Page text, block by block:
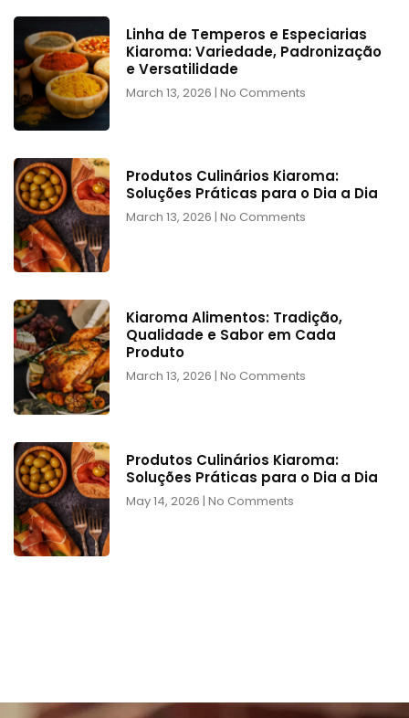
Linha de Temperos e Especiarias
Kiaroma: Variedade, Padronização
e Versatilidade
March 13, 2026 No Comments
Produtos Culinários Kiaroma:
Soluções Práticas para o Dia a Dia
March 13, 2026 No Comments
Kiaroma Alimentos: Tradição,
Qualidade e Sabor em Cada
Produto
March 13, 2026 No Comments
Produtos Culinários Kiaroma:
Soluções Práticas para o Dia a Dia
May 14, 2026 No Comments